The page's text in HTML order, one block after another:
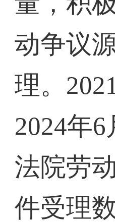
动争议
理。
2024年
法院劳
件受理